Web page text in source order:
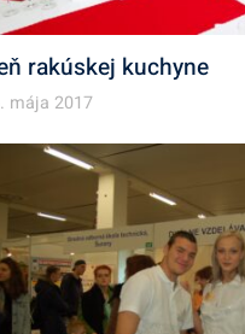
rakúskej kuchyne
mája 2017